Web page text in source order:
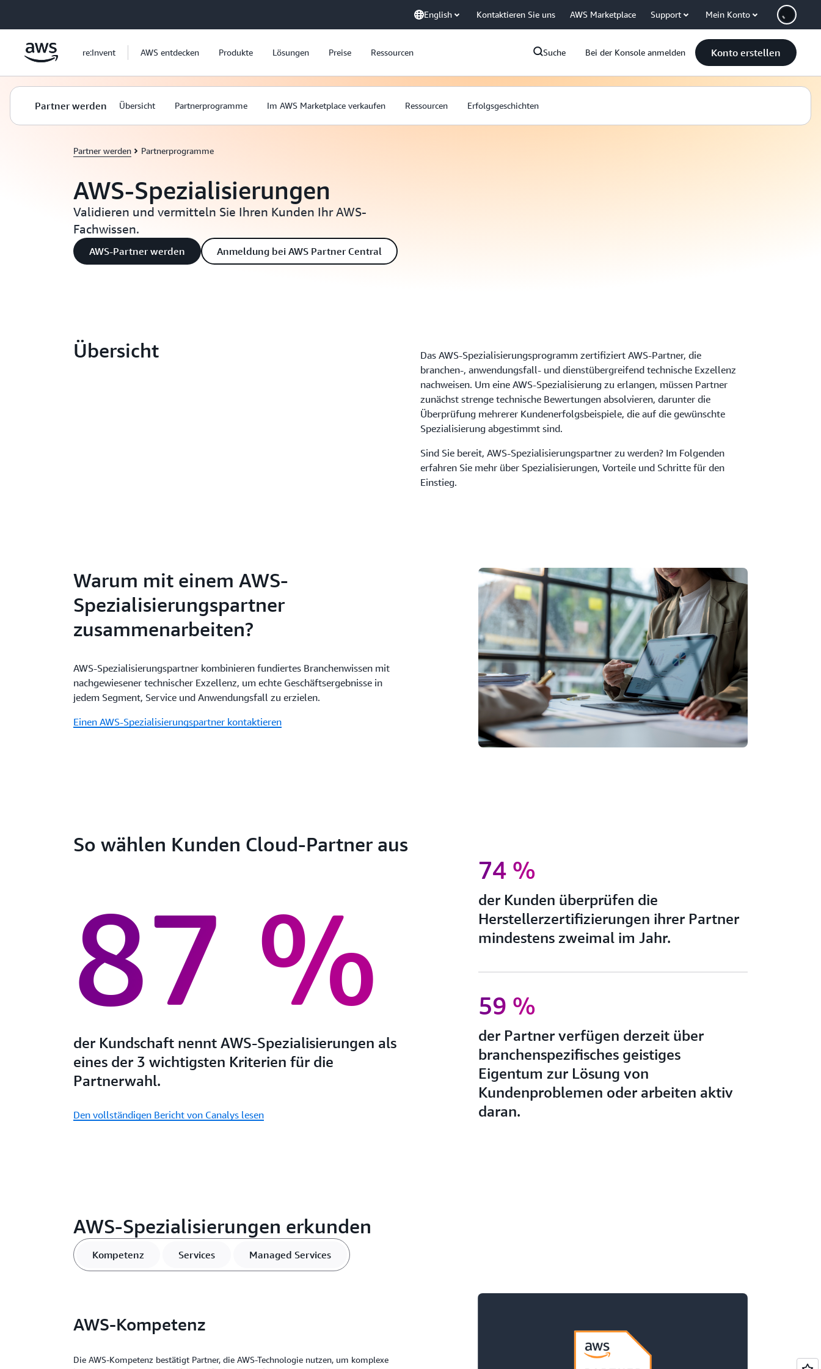
English Kontaktieren Sie uns AWS Marketplace Support Mein Konto
re:Invent AWS entdecken Produkte Lösungen Preise Ressourcen Suche Bei der Konsole anmelden Konto erstellen
Partner werden Übersicht Partnerprogramme Im AWS Marketplace verkaufen Ressourcen Erfolgsgeschichten
Partner werden Partnerprogramme
AWS-Spezialisierungen
Validieren und vermitteln Sie Ihren Kunden Ihr AWS-
Fachwissen.
AWS-Partner werden Anmeldung bei AWS Partner Central
Übersicht
Das AWS-Spezialisierungsprogramm zertifiziert AWS-Partner, die
branchen-, anwendungsfall- und dienstübergreifend technische Exzellenz
nachweisen. Um eine AWS-Spezialisierung zu erlangen, müssen Partner
zunächst strenge technische Bewertungen absolvieren, darunter die
Überprüfung mehrerer Kundenerfolgsbeispiele, die auf die gewünschte
Spezialisierung abgestimmt sind.
Sind Sie bereit, AWS-Spezialisierungspartner zu werden? Im Folgenden
erfahren Sie mehr über Spezialisierungen, Vorteile und Schritte für den
Einstieg.
Warum mit einem AWS-
Spezialisierungspartner
zusammenarbeiten?
AWS-Spezialisierungspartner kombinieren fundiertes Branchenwissen mit
nachgewiesener technischer Exzellenz, um echte Geschäftsergebnisse in
jedem Segment, Service und Anwendungsfall zu erzielen.
Einen AWS-Spezialisierungspartner kontaktieren
So wählen Kunden Cloud-Partner aus
87 %
der Kundschaft nennt AWS-Spezialisierungen als
eines der 3 wichtigsten Kriterien für die
Partnerwahl.
Den vollständigen Bericht von Canalys lesen
74 %
der Kunden überprüfen die
Herstellerzertifizierungen ihrer Partner
mindestens zweimal im Jahr.
59 %
der Partner verfügen derzeit über
branchenspezifisches geistiges
Eigentum zur Lösung von
Kundenproblemen oder arbeiten aktiv
daran.
AWS-Spezialisierungen erkunden
Kompetenz Services Managed Services
AWS-Kompetenz
Die AWS-Kompetenz bestätigt Partner, die AWS-Technologie nutzen, um komplexe